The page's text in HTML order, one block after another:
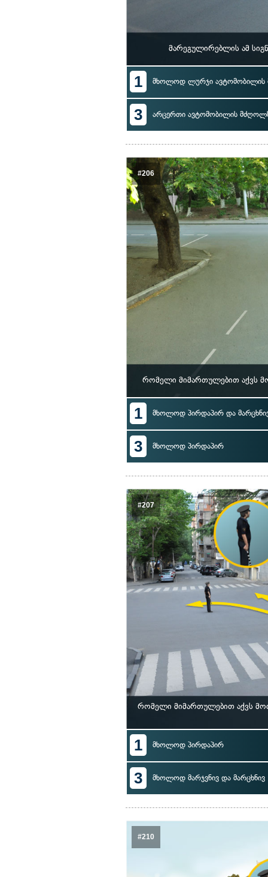
მარეგულირებლის ამ
1 მხოლოდ ლურჯი ავტომობილის
3 არცერთი ავტომობილის
#206
რომელი მიმართულებით აქვს
1 მხოლოდ პირდაპირ და
3 მხოლოდ პირდაპირ
#207
რომელი მიმართულებით აქვს
1 მხოლოდ პირდაპირ
3 მხოლოდ მარჯვნივ და მარცხნივ
#210